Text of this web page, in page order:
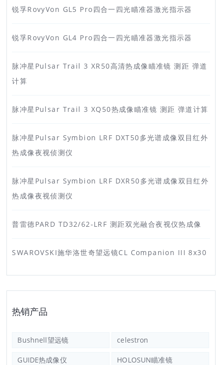
锐孚RovyVon GL5 Pro四合一四光瞄准器激光指示器
锐孚RovyVon GL4 Pro四合一四光瞄准器激光指示器
脉冲星Pulsar Trail 3 XR50高清热成像瞄准镜 测距 弹道
计算
脉冲星Pulsar Trail 3 XQ50热成像瞄准镜 测距 弹道计算
脉冲星Pulsar Symbion LRF DXT50多光谱成像双目红外
热成像夜视侦测仪
脉冲星Pulsar Symbion LRF DXR50多光谱成像双目红外
热成像夜视侦测仪
普雷德PARD TD32/62-LRF 测距双光融合夜视仪热成像
SWAROVSKI施华洛世奇望远镜CL Companion III 8x30
热销产品
Bushnell望远镜 celestron
GUIDE热成像仪 HOLOSUN瞄准镜